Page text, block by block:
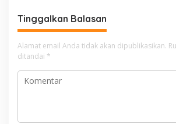
g
a
s
i
p
Tinggalkan Balasan
Alamat email Anda tidak akan dipublikasikan.
ditandai *